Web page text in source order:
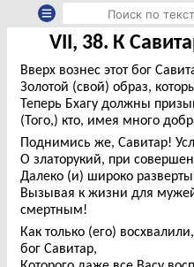
VII, 38. К
Вверх вознес этот бог
Золотой (свой) образ,
Теперь Бхагу должны
(Того,) кто, имея много
Поднимись же, Савитар!
О златорукий, при
Далеко (и) широко
Вызывая к жизни для
смертным!
Как только (его)
бог Савитар,